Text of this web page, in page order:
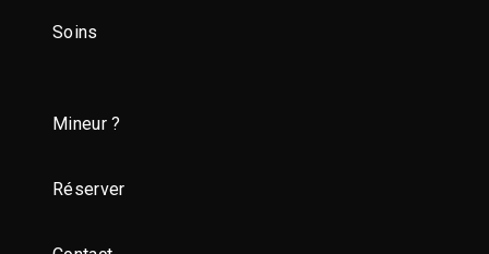
Soins
Mineur ?
Réserver